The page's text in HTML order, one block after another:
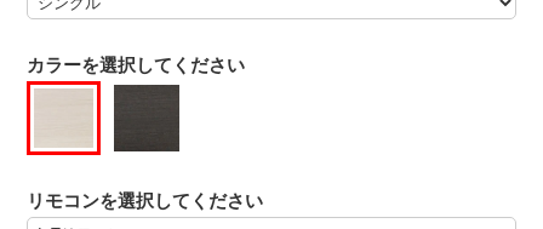
カラーを選択してください
リモコンを選択してください